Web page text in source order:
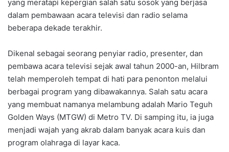
yang meratapi kepergian salah satu sosok yang berjasa
dalam pembawaan acara televisi dan radio selama
beberapa dekade terakhir.
Dikenal sebagai seorang penyiar radio, presenter, dan
pembawa acara televisi sejak awal tahun 2000-an, Hilbram
telah memperoleh tempat di hati para penonton melalui
berbagai program yang dibawakannya. Salah satu acara
yang membuat namanya melambung adalah Mario Teguh
Golden Ways (MTGW) di Metro TV. Di samping itu, ia juga
menjadi wajah yang akrab dalam banyak acara kuis dan
program olahraga di layar kaca.